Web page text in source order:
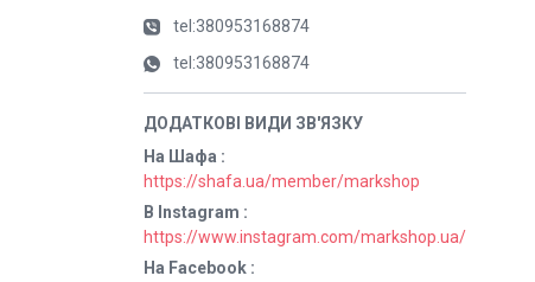
tel:380953168874
tel:380953168874
На Шафа
https://shafa.ua/member/markshop
В Instagram
https://www.instagram.com/markshop.ua/
На Facebook